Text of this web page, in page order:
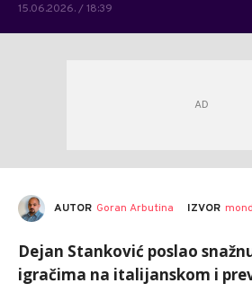
15.06.2026. / 18:39
AUTOR Goran Arbutina IZVOR
Dejan Stanković poslao
igračima na italijanskom i